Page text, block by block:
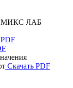
ЛАБ
Скачать PDF